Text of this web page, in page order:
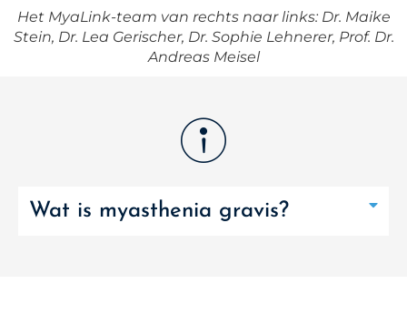
Het MyaLink-team van rechts naar links: Dr. Maike
Stein, Dr. Lea Gerischer, Dr. Sophie Lehnerer, Prof. Dr.
Andreas Meisel
Wat is myasthenia gravis?